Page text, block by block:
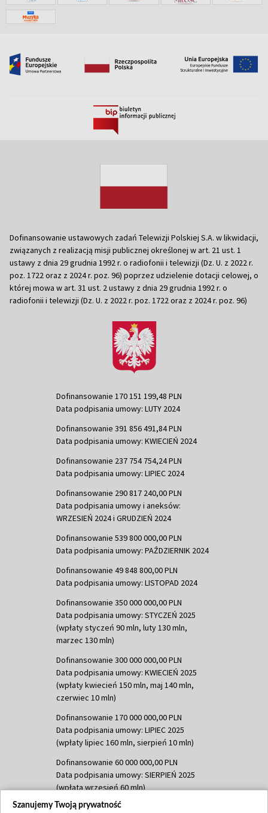
Dofinansowanie ustawowych zadań Telewizji Polskiej S.A. w likwidacji,
związanych z realizacją misji publicznej określonej w art. 21 ust. 1
ustawy z dnia 29 grudnia 1992 r. o radiofonii i telewizji (Dz. U. z 2022 r.
poz. 1722 oraz z 2024 r. poz. 96) poprzez udzielenie dotacji celowej, o
której mowa w art. 31 ust. 2 ustawy z dnia 29 grudnia 1992 r. o
radiofonii i telewizji (Dz. U. z 2022 r. poz. 1722 oraz z 2024 r. poz. 96)
Dofinansowanie 170 151 199,48 PLN
Data podpisania umowy: LUTY 2024
Dofinansowanie 391 856 491,84 PLN
Data podpisania umowy: KWIECIEŃ 2024
Dofinansowanie 237 754 754,24 PLN
Data podpisania umowy: LIPIEC 2024
Dofinansowanie 290 817 240,00 PLN
Data podpisania umowy i aneksów:
WRZESIEŃ 2024 i GRUDZIEŃ 2024
Dofinansowanie 539 800 000,00 PLN
Data podpisania umowy: PAŹDZIERNIK 2024
Dofinansowanie 49 848 800,00 PLN
Data podpisania umowy: LISTOPAD 2024
Dofinansowanie 350 000 000,00 PLN
Data podpisania umowy: STYCZEŃ 2025
(wpłaty styczeń 90 mln, luty 130 mln,
marzec 130 mln)
Dofinansowanie 300 000 000,00 PLN
Data podpisania umowy: KWIECIEŃ 2025
(wpłaty kwiecień 150 mln, maj 140 mln,
czerwiec 10 mln)
Dofinansowanie 170 000 000,00 PLN
Data podpisania umowy: LIPIEC 2025
(wpłaty lipiec 160 mln, sierpień 10 mln)
Dofinansowanie 60 000 000,00 PLN
Data podpisania umowy: SIERPIEŃ 2025
(wpłata wrzesień 60 mln)
Dofinansowanie 635 783 051,21 PLN
Szanujemy Twoją prywatność